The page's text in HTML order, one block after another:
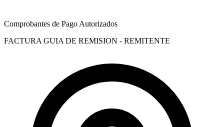
Comprobantes de Pago Autorizados
FACTURA GUIA DE REMISION - REMITENTE